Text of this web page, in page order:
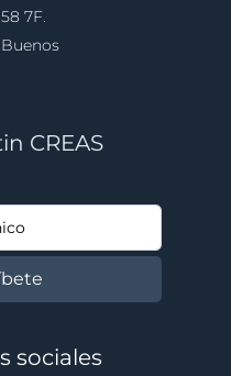
7F.
CREAS
sociales